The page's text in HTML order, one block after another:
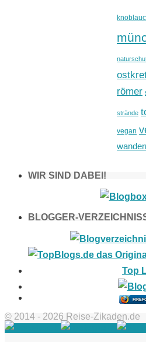
römer
strände
vegan
WIR SIND DABEI!
BLOGGER-
© 2014 - 2026 Reise-Zikaden.de